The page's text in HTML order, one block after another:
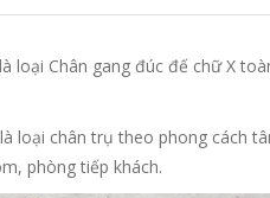
là loại Chân gang đúc đế chữ X
loại chân trụ theo phong cách
phòng tiếp khách.